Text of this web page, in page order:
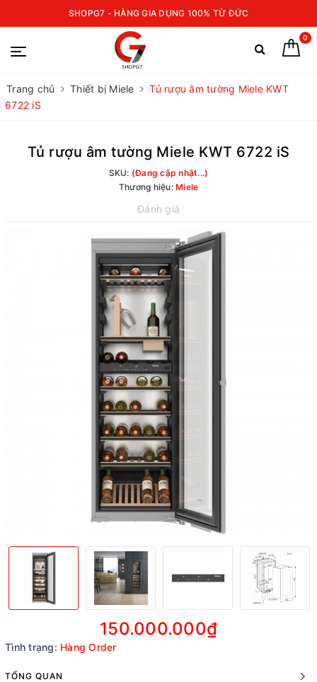
SHOPG7 - HÀNG GIA DỤNG 100% TỪ ĐỨC
0
Trang chủ Thiết bị Miele
Tủ rượu âm tường Miele KWT
6722 iS
Tủ rượu âm tường Miele KWT 6722 iS
SKU: (Đang cập nhật...)
Thương hiệu: Miele
Đánh giá
150.000.000₫
Tình trạng: Hàng Order
TỔNG QUAN